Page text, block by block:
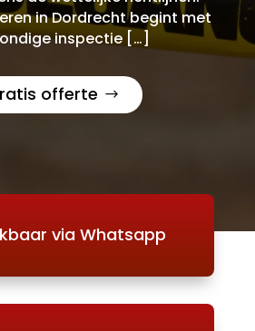
in Dordrecht begint met
inspectie […]
offerte
via Whatsapp